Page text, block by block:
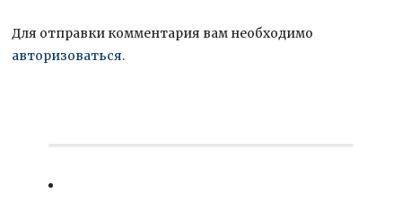
Для отправки комментария вам необходимо
авторизоваться.